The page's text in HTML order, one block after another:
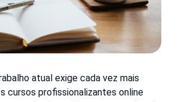
atual exige cada vez mais
cursos profissionalizantes online